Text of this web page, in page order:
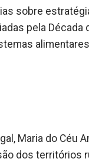
sobre
pela Década
Maria do Céu
dos